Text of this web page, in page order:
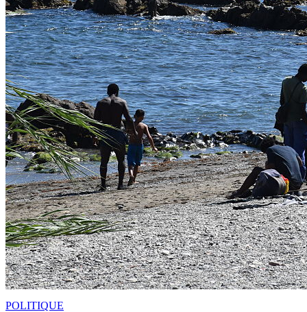
POLITIQUE